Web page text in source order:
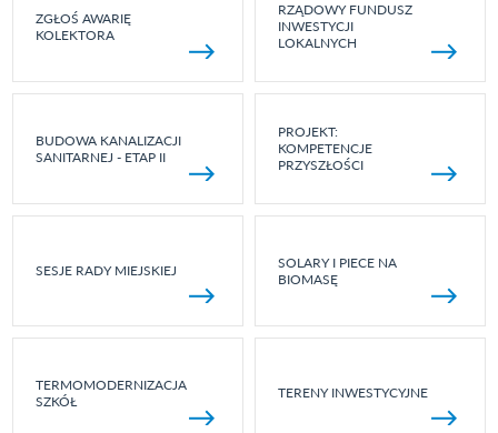
ZGŁOŚ AWARIĘ
KOLEKTORA
RZĄDOWY FUNDUSZ
INWESTYCJI
LOKALNYCH
BUDOWA KANALIZACJI
SANITARNEJ - ETAP II
PROJEKT:
KOMPETENCJE
PRZYSZŁOŚCI
SESJE RADY MIEJSKIEJ
SOLARY I PIECE NA
BIOMASĘ
TERMOMODERNIZACJA
SZKÓŁ
TERENY INWESTYCYJNE